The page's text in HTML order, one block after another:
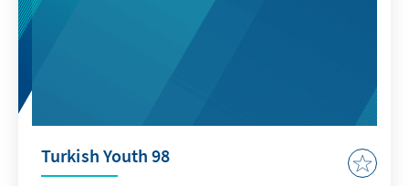
Turkish Youth 98